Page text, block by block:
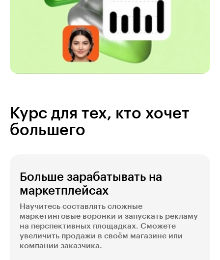
Курс для тех, кто хочет
большего
Больше зарабатывать на
маркетплейсах
Научитесь составлять сложные
маркетинговые воронки и запускать рекламу
на перспективных площадках. Сможете
увеличить продажи в своём магазине или
компании заказчика.